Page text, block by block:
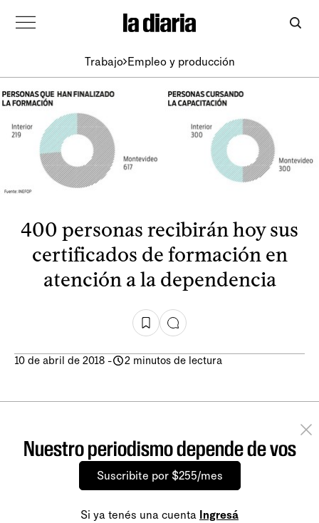
Trabajo Empleo y producción
400 personas recibirán hoy sus
certificados de formación en
atención a la dependencia
10 de abril de 2018 - 2 minutos de lectura
Nuestro periodismo depende de vos
Suscribite por $255/mes
Si ya tenés una cuenta Ingresá